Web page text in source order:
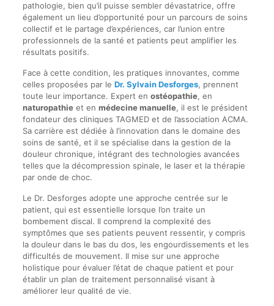
pathologie, bien qu’il puisse sembler dévastatrice, offre
également un lieu d’opportunité pour un parcours de soins
collectif et le partage d’expériences, car l’union entre
professionnels de la santé et patients peut amplifier les
résultats positifs.
Face à cette condition, les pratiques innovantes, comme
celles proposées par le Dr. Sylvain Desforges, prennent
toute leur importance. Expert en ostéopathie, en
naturopathieet en médecine manuelle, il est le président
fondateur des cliniques TAGMED et de l’association ACMA.
Sa carrière est dédiée à l’innovation dans le domaine des
soins de santé, et il se spécialise dans la gestion de la
douleur chronique, intégrant des technologies avancées
telles que la décompression spinale, le laser et la thérapie
par onde de choc.
Le Dr. Desforges adopte une approche centrée sur le
patient, qui est essentielle lorsque l’on traite un
bombement discal. Il comprend la complexité des
symptômes que ses patients peuvent ressentir, y compris
la douleur dans le bas du dos, les engourdissements et les
difficultés de mouvement. Il mise sur une approche
holistique pour évaluer l’état de chaque patient et pour
établir un plan de traitement personnalisé visant à
améliorer leur qualité de vie.